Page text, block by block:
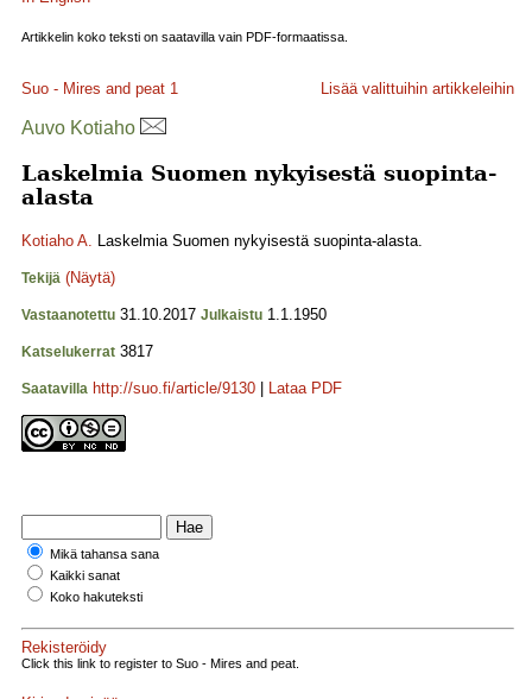
Artikkelin koko teksti on saatavilla vain PDF-formaatissa.
Suo - Mires and peat 1 Lisää valittuihin artikkeleihin
Auvo Kotiaho
Laskelmia Suomen nykyisestä suopinta-
alasta
Kotiaho A. Laskelmia Suomen nykyisestä suopinta-alasta.
Tekijä (Näytä)
Vastaanotettu 31.10.2017 Julkaistu 1.1.1950
Katselukerrat 3817
Saatavilla http://suo.fi/article/9130 Lataa PDF
Mikä tahansa sana
Kaikki sanat
Koko hakuteksti
Rekisteröidy
Click this link to register to Suo - Mires and peat.